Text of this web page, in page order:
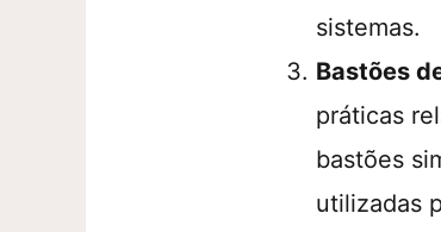
sistemas.
Bastões
práticas
bastões
utilizadas